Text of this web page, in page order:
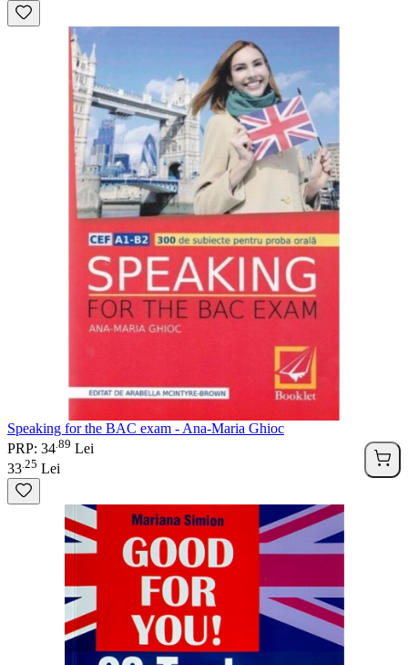
Speaking for the BAC exam - Ana-Maria Ghioc
PRP: 34 89 Lei
33 25 Lei